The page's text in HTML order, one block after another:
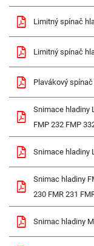
Limitný spínač
Limitný spínač
Plavákový
Snimace hladiny
FMP 232 FMP
Snimace hladiny
Snimac hladiny
230 FMR 231
Snimac hladiny